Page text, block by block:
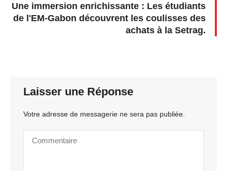
Une immersion enrichissante : Les étudiants
de l'EM-Gabon découvrent les coulisses des
achats à la Setrag.
Laisser une Réponse
Votre adresse de messagerie ne sera pas publiée.